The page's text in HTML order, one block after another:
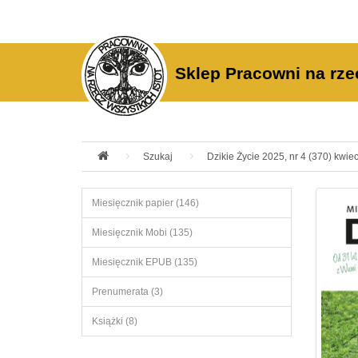
Sklep Pracowni na
Szukaj Dzikie Życie 2025, nr 4 (370)
Miesięcznik papier (146)
Miesięcznik Mobi (135)
Miesięcznik EPUB (135)
Prenumerata (3)
Książki (8)